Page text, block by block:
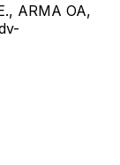
ARMA OA,